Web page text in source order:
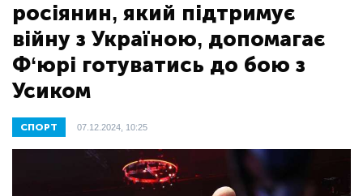
росіянин, який підтримує
війну з Україною, допомагає
Ф‘юрі готуватись до бою з
Усиком
СПОРТ 07.12.2024, 10:25